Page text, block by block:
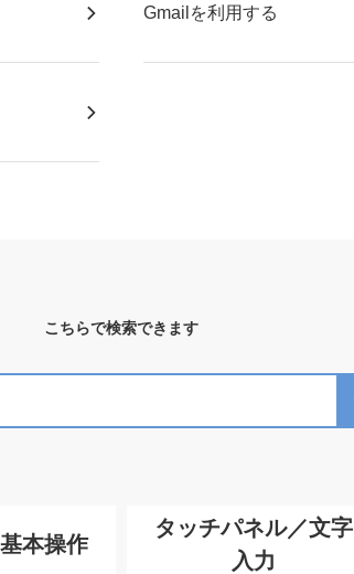
Gmailを利用する
こちらで検索できます
本操作
タッチパネル／文字
入力